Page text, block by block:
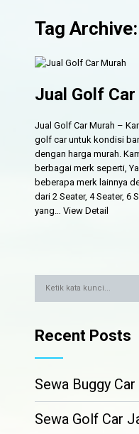
Tag
Jual Golf
Jual Golf Car Murah –
golf car untuk kondisi
dengan harga murah.
berbagai merk seperti,
beberapa merk lainnya
dari 2 Seater, 4 Seater, 6
yang…View Detail
Recent Posts
Sewa Buggy
Sewa Golf Car